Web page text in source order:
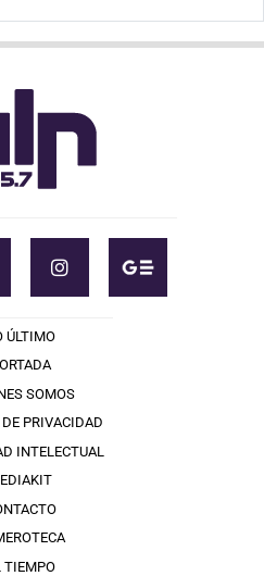
ÚLTIMO
SOMOS
PRIVACIDAD
INTELECTUAL
TIEMPO